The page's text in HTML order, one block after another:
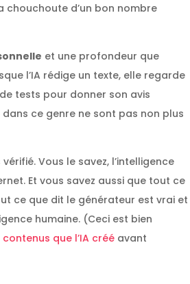
chouchoute d’un bon nombre
et une profondeur que
l’IA rédige un texte, elle regarde
tests pour donner son avis
ce genre ne sont pas non plus
Vous le savez, l’intelligence
Et vous savez aussi que tout ce
ce que dit le générateur est vrai et
humaine. (Ceci est bien
contenus que l’IA créé avant